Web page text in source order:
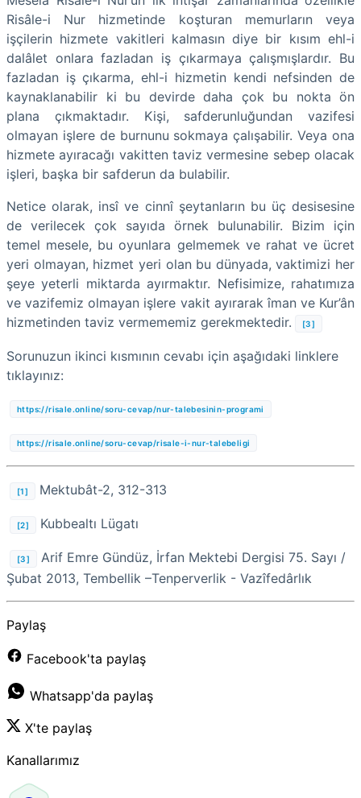
Risâle-i Nur hizmetinde koşturan memurların veya
işçilerin hizmete vakitleri kalmasın diye bir kısım ehl-i
dalâlet onlara fazladan iş çıkarmaya çalışmışlardır. Bu
fazladan iş çıkarma, ehl-i hizmetin kendi nefsinden de
kaynaklanabilir ki bu devirde daha çok bu nokta ön
plana çıkmaktadır. Kişi, safderunluğundan vazifesi
olmayan işlere de burnunu sokmaya çalışabilir. Veya ona
hizmete ayıracağı vakitten taviz vermesine sebep olacak
işleri, başka bir safderun da bulabilir.
Netice olarak, insî ve cinnî şeytanların bu üç desisesine
de verilecek çok sayıda örnek bulunabilir. Bizim için
temel mesele, bu oyunlara gelmemek ve rahat ve ücret
yeri olmayan, hizmet yeri olan bu dünyada, vaktimizi her
şeye yeterli miktarda ayırmaktır. Nefisimize, rahatımıza
ve vazifemiz olmayan işlere vakit ayırarak îman ve Kur’ân
hizmetinden taviz vermememiz gerekmektedir.
[3]
Sorunuzun ikinci kısmının cevabı için aşağıdaki linklere
tıklayınız:
https://risale.online/soru-cevap/nur-talebesinin-programi
https://risale.online/soru-cevap/risale-i-nur-talebeligi
[1] Mektubât-2, 312-313
[2] Kubbealtı Lügatı
[3]
Arif Emre Gündüz, İrfan Mektebi Dergisi 75. Sayı /
Şubat 2013, Tembellik –Tenperverlik - Vazîfedârlık
Paylaş
Facebook'ta paylaş
Whatsapp'da paylaş
X'te paylaş
Kanallarımız